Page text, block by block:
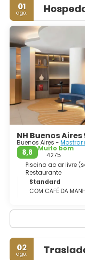
europeia com sabor
cidade
01
ago.
NH Buenos
Buenos Aires -
8,8
Muito bom
4275
Piscina ao ar livre
Restaurante
Standard
COM CAFÉ DA
02
ago.